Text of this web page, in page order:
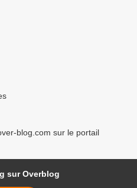
blog.com sur le portail
sur Overblog